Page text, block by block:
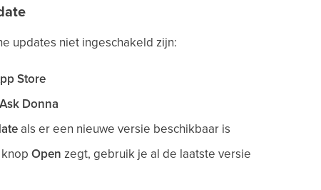
updates niet ingeschakeld zijn:
Store
Ask Donna
als er een nieuwe versie beschikbaar is
Open zegt, gebruik je al de laatste versie